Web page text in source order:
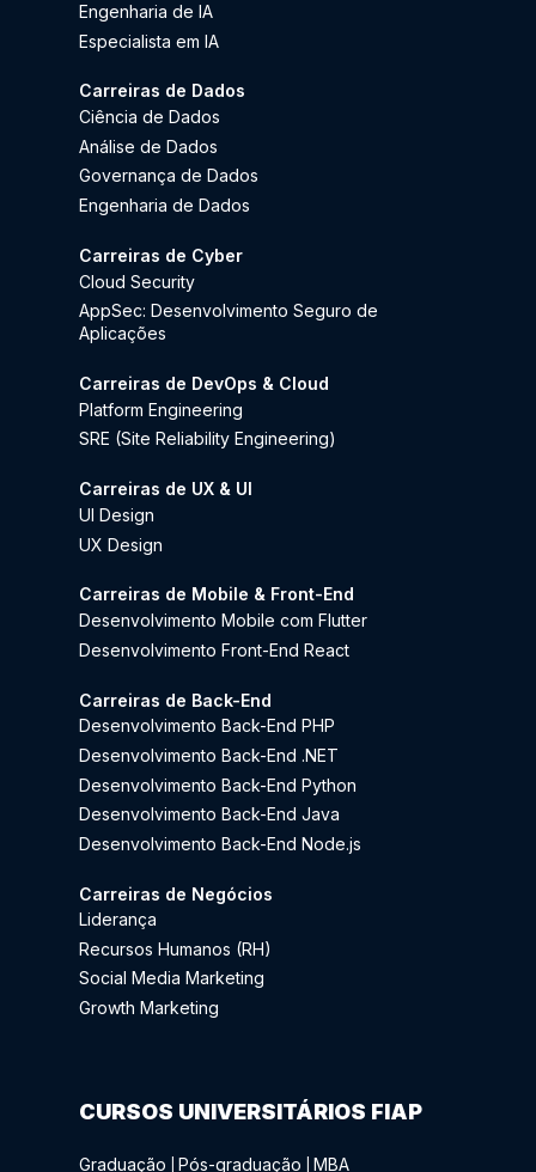
Engenharia de IA
Especialista em IA
Carreiras de Dados
Ciência de Dados
Análise de Dados
Governança de Dados
Engenharia de Dados
Carreiras de Cyber
Cloud Security
AppSec: Desenvolvimento Seguro de
Aplicações
Carreiras de DevOps & Cloud
Platform Engineering
SRE (Site Reliability Engineering)
Carreiras de UX & UI
UI Design
UX Design
Carreiras de Mobile & Front-End
Desenvolvimento Mobile com Flutter
Desenvolvimento Front-End React
Carreiras de Back-End
Desenvolvimento Back-End PHP
Desenvolvimento Back-End .NET
Desenvolvimento Back-End Python
Desenvolvimento Back-End Java
Desenvolvimento Back-End Node.js
Carreiras de Negócios
Liderança
Recursos Humanos (RH)
Social Media Marketing
Growth Marketing
CURSOS UNIVERSITÁRIOS FIAP
Graduação Pós-graduação MBA